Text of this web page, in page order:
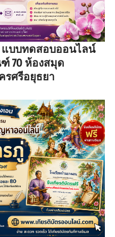
แบบทดสอบออนไลน์
70 ห้องสมุด
รศรีอยุธยา